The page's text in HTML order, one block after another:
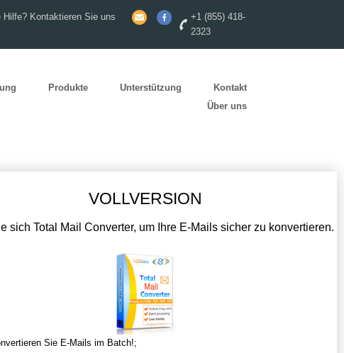
Hilfe? Kontaktieren Sie uns
+1 (855) 418-
2323
Produkte Unterstützung
Kontakt
Über uns
VOLLVERSION
sich Total Mail Converter, um Ihre E-Mails sicher zu konvertieren.
Sie E-Mails im Batch!;